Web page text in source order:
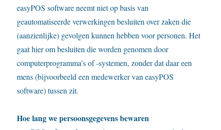
easyPOS software neemt niet op basis van
geautomatiseerde verwerkingen besluiten over zaken die
(aanzienlijke) gevolgen kunnen hebben voor personen. Het
gaat hier om besluiten die worden genomen door
computerprogramma’s of -systemen, zonder dat daar een
mens (bijvoorbeeld een medewerker van easyPOS
software) tussen zit.
Hoe lang we persoonsgegevens bewaren